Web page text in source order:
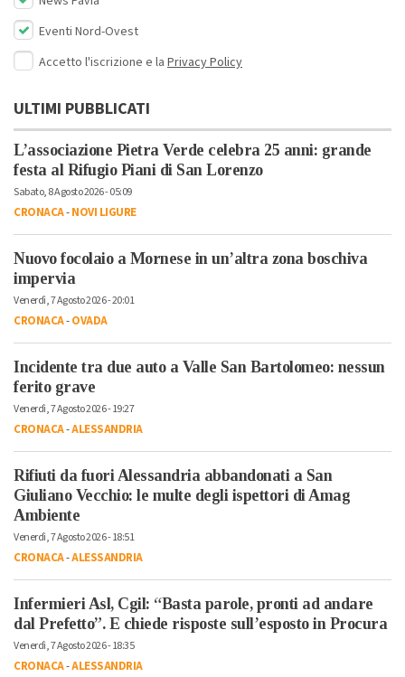
Eventi Nord-Ovest
Accetto l'iscrizione e la Privacy Policy
ULTIMI PUBBLICATI
L’associazione Pietra Verde celebra 25 anni: grande
festa al Rifugio Piani di San Lorenzo
Sabato, 8 Agosto 2026 - 05:09
CRONACA-NOVI LIGURE
Nuovo focolaio a Mornese in un’altra zona boschiva
impervia
Venerdì, 7 Agosto 2026 - 20:01
CRONACA-OVADA
Incidente tra due auto a Valle San Bartolomeo: nessun
ferito grave
Venerdì, 7 Agosto 2026 - 19:27
CRONACA-ALESSANDRIA
Rifiuti da fuori Alessandria abbandonati a San
Giuliano Vecchio: le multe degli ispettori di Amag
Ambiente
Venerdì, 7 Agosto 2026 - 18:51
CRONACA-ALESSANDRIA
Infermieri Asl, Cgil: “Basta parole, pronti ad andare
dal Prefetto”. E chiede risposte sull’esposto in Procura
Venerdì, 7 Agosto 2026 - 18:35
CRONACA-ALESSANDRIA